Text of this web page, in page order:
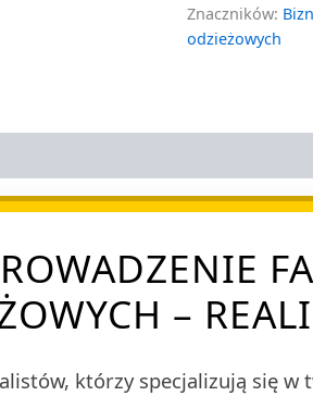
Znaczników:
odzieżowych
–
którzy specjalizują się w